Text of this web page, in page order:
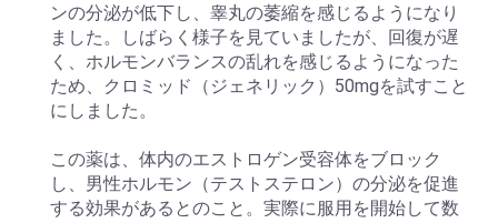
ンの分泌が低下し、睾丸の萎縮を感じるようになり
ました。しばらく様子を見ていましたが、回復が遅
く、ホルモンバランスの乱れを感じるようになった
ため、クロミッド（ジェネリック）50mgを試すこと
にしました。
この薬は、体内のエストロゲン受容体をブロック
し、男性ホルモン（テストステロン）の分泌を促進
する効果があるとのこと。実際に服用を開始して数